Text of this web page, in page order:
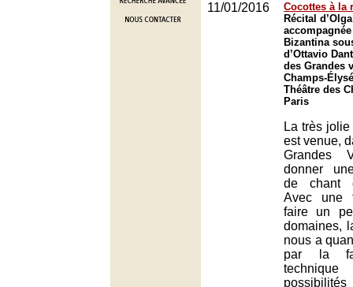
11/01/2016
Cocottes à la
Récital
Bizantina
d’Ottavio
des Grandes
Champs-
Théâtre des
Paris
La très
est venue,
Grandes
donner
de chant
Avec une
faire un
domaines,
nous a
par la